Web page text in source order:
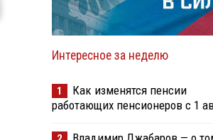
Интересное за неделю
1
Как изменятся пенсии
работающих пенсионеров с 1